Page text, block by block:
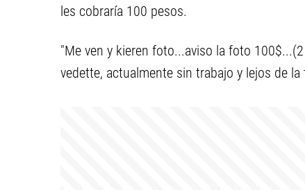
les cobraría 100 pesos.
"Me ven y kieren foto...aviso la foto
vedette, actualmente sin trabajo y lejos de